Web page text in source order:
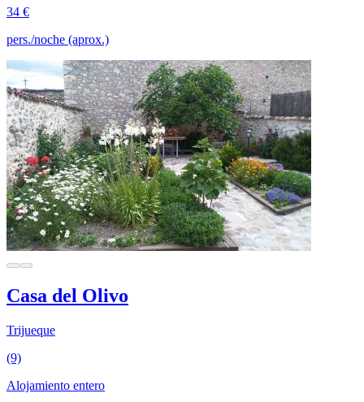
34 €
pers./noche (aprox.)
Casa del Olivo
Trijueque
(9)
Alojamiento entero